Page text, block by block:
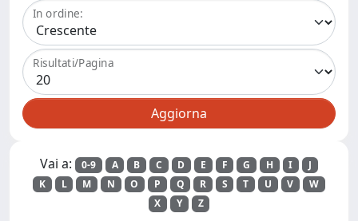
In ordine:
Risultati/Pagina
Vai a: 0-9 A B C D E F G H I
J
K
L M N O P Q R S T U V
W
X
Y Z